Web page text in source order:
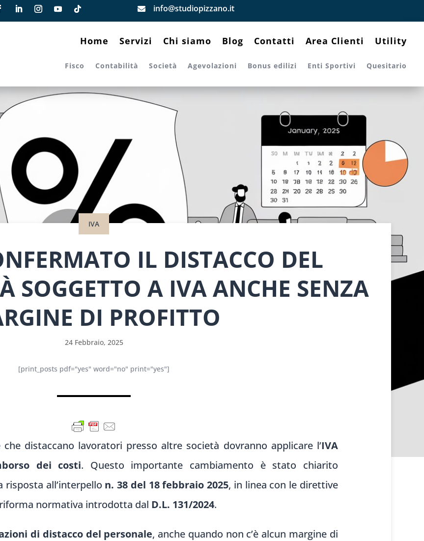
 info@studiopizzano.it
Home Servizi Chi siamo Blog Contatti Area Clienti Utility
Fisco Contabilità Società Agevolazioni Bonus edilizi Enti Sportivi Quesitario
IVA
IL DISTACCO DEL
SOGGETTO A IVA ANCHE SENZA
DI PROFITTO
24 Febbraio, 2025
[print_posts pdf="yes" word="no" print="yes"]
che distaccano lavoratori presso altre società dovranno applicare l’IVA
dei costi. Questo importante cambiamento è stato chiarito
risposta all’interpello n. 38 del 18 febbraio 2025, in linea con le direttive
riforma normativa introdotta dal D.L. 131/2024.
di distacco del personale, anche quando non c’è alcun margine di